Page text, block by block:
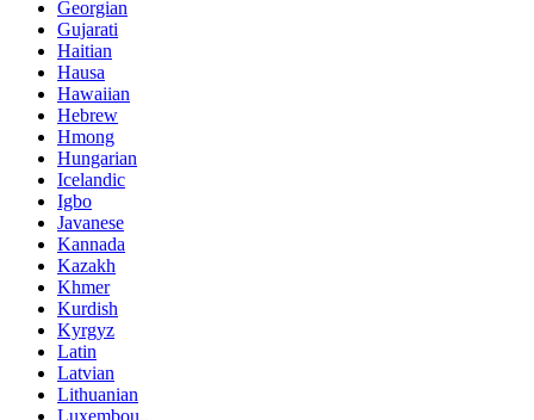
Georgian
Gujarati
Haitian
Hausa
Hawaiian
Hebrew
Hmong
Hungarian
Icelandic
Igbo
Javanese
Kannada
Kazakh
Khmer
Kurdish
Kyrgyz
Latin
Latvian
Lithuanian
Luxembou..